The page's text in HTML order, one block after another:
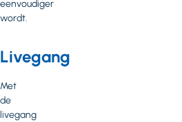
eenvoudiger
wordt.
Livegang
Met
de
livegang